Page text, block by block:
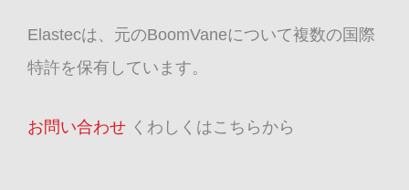
Elastecは、元のBoomVaneについて複数の国際
特許を保有しています。
お問い合わせ くわしくはこちらから